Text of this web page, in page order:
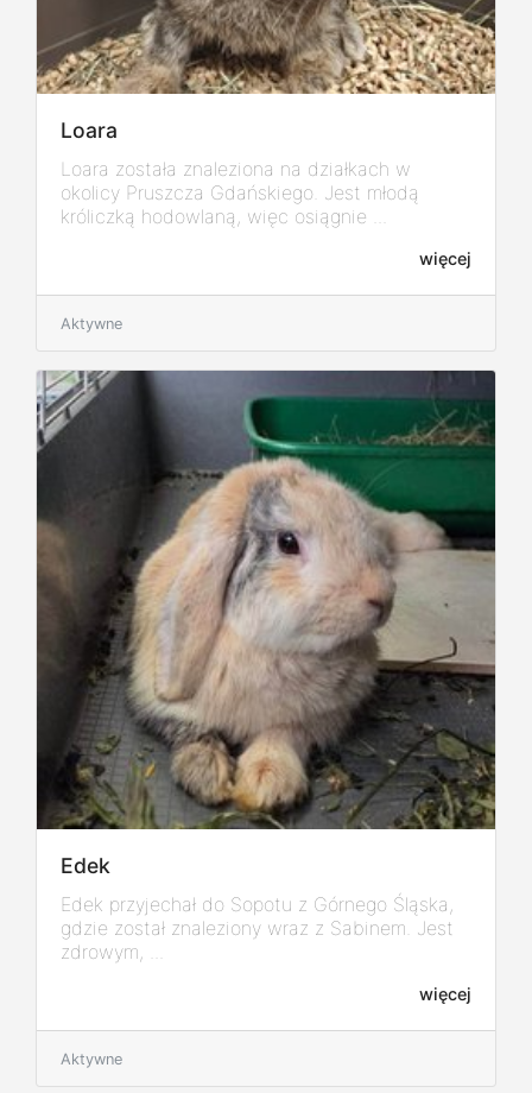
Loara
Loara została znaleziona na działkach w
okolicy Pruszcza Gdańskiego. Jest młodą
króliczką hodowlaną, więc osiągnie ...
więcej
Aktywne
Edek
Edek przyjechał do Sopotu z Górnego Śląska,
gdzie został znaleziony wraz z Sabinem. Jest
zdrowym, ...
więcej
Aktywne